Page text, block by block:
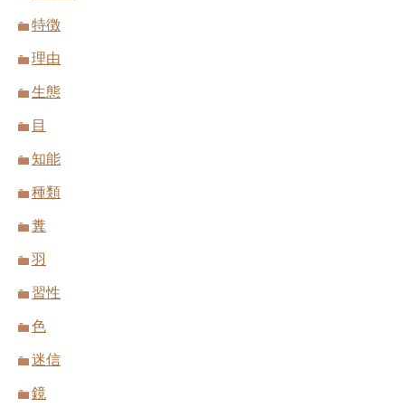
特徴
理由
生態
目
知能
種類
糞
羽
習性
色
迷信
鏡